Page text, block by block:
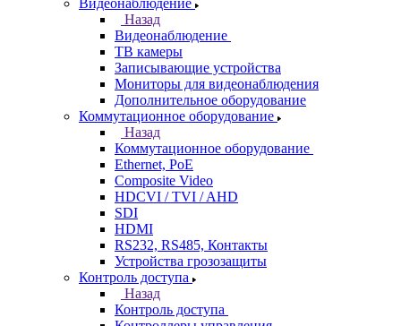
Видеонаблюдение
Назад
Видеонаблюдение
ТВ камеры
Записывающие устройства
Мониторы для видеонаблюдения
Дополнительное оборудование
Коммутационное оборудование
Назад
Коммутационное оборудование
Ethernet, PoE
Composite Video
HDCVI / TVI / AHD
SDI
HDMI
RS232, RS485, Контакты
Устройства грозозащиты
Контроль доступа
Назад
Контроль доступа